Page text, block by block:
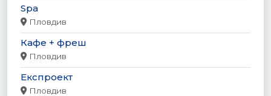
Spa
Пловдив
Кафе + фреш
Пловдив
Експроект
Пловдив